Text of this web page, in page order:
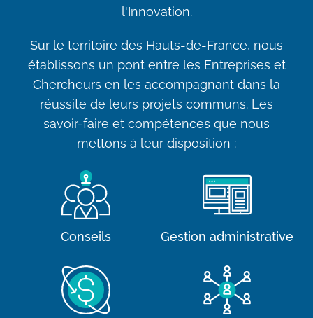
l'Innovation.
Sur le territoire des Hauts-de-France, nous
établissons un pont entre les Entreprises et
Chercheurs en les accompagnant dans la
réussite de leurs projets communs. Les
savoir-faire et compétences que nous
mettons à leur disposition :
Conseils Gestion administrative